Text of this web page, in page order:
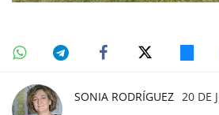
SONIA RODRÍGUEZ 20 DE